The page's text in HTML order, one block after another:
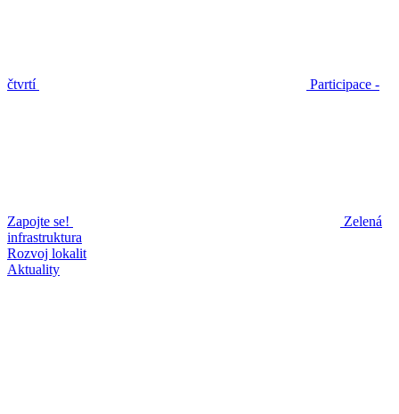
čtvrtí Participace -
Zapojte se!
Zelená
infrastruktura
Rozvoj lokalit
Aktuality